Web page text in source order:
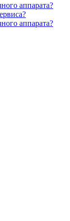
аппарата?
аппарата?